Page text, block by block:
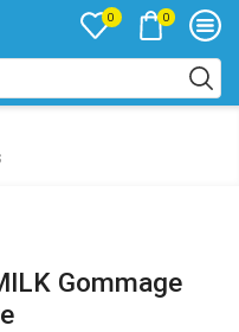
0 0
Gommage